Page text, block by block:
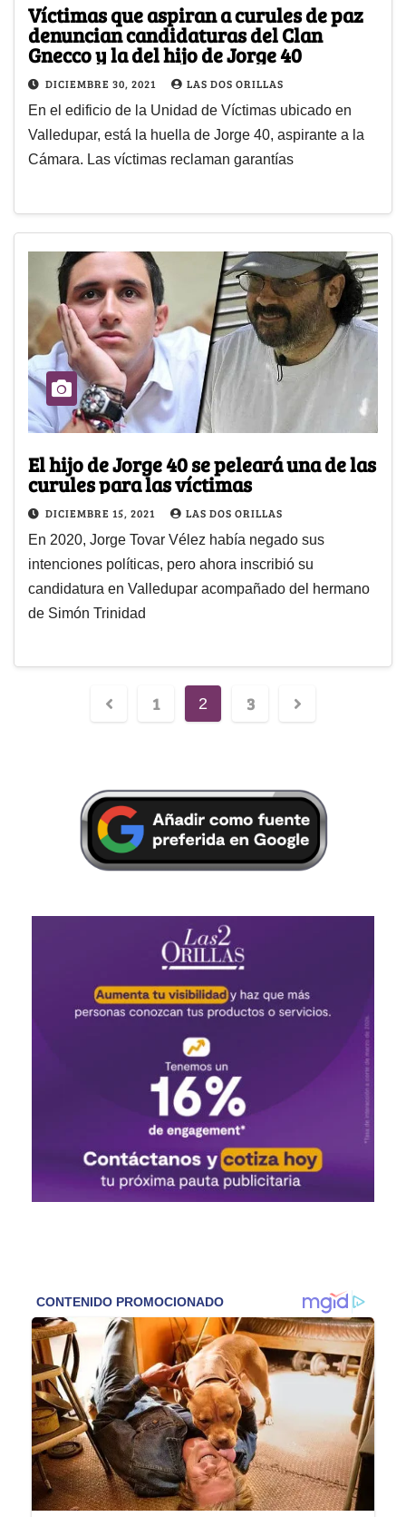
Víctimas que aspiran a curules de paz
denuncian candidaturas del Clan
Gnecco y la del hijo de Jorge 40
DICIEMBRE 30, 2021 LAS DOS ORILLAS
En el edificio de la Unidad de Víctimas ubicado en
Valledupar, está la huella de Jorge 40, aspirante a la
Cámara. Las víctimas reclaman garantías
El hijo de Jorge 40 se peleará una de las
curules para las víctimas
DICIEMBRE 15, 2021 LAS DOS ORILLAS
En 2020, Jorge Tovar Vélez había negado sus
intenciones políticas, pero ahora inscribió su
candidatura en Valledupar acompañado del hermano
de Simón Trinidad
1 2 3